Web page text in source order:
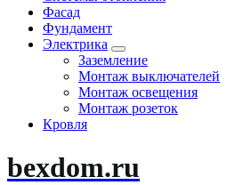
Фасад
Фундамент
Электрика
Заземление
Монтаж выключателей
Монтаж освещения
Монтаж розеток
Кровля
bexdom.ru